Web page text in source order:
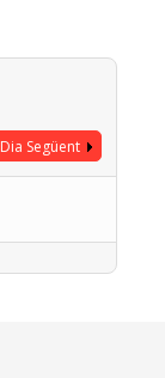
Dia Següent